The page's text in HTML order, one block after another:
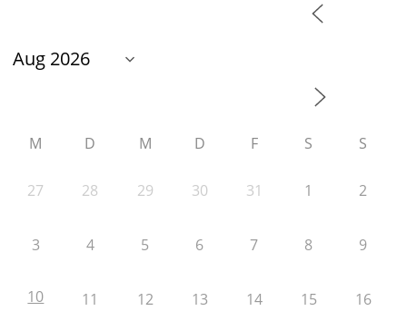
M D M D F S S
27 28 29 30 31 1 2
3 4 5 6 7 8 9
10 11 12 13 14 15 16